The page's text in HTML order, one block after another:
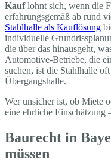
Kauflohnt sich, wenn die
erfahrungsgemäß ab rund
Stahlhalle als Kauflösung
individuelle
die über das hinausgeht,
Automotive-Betriebe, die
suchen, ist die Stahlhalle
Übergangshalle.
Wer unsicher ist, ob Miete
eine ehrliche Einschätzung
Baurecht in
müssen